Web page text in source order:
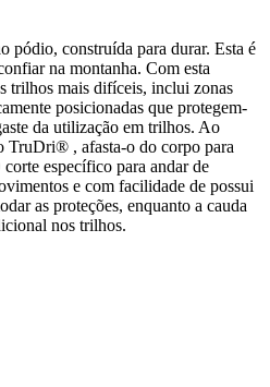
pódio, construída para durar. Esta é
na montanha. Com esta
trilhos mais difíceis, inclui zonas
posicionadas que protegem-
da utilização em trilhos. Ao
TruDri® , afasta-o do corpo para
específico para andar de
e com facilidade de possui
as proteções, enquanto a cauda
nos trilhos.